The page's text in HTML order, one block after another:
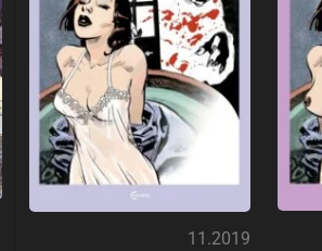
11.2019